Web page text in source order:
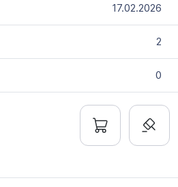
17.02.2026
2
0